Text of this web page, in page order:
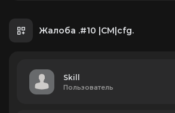
Жалоба .#10 |CM|cfg.
Skill
Пользователь